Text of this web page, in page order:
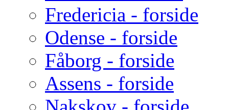
Fredericia - forside
Odense - forside
Fåborg - forside
Assens - forside